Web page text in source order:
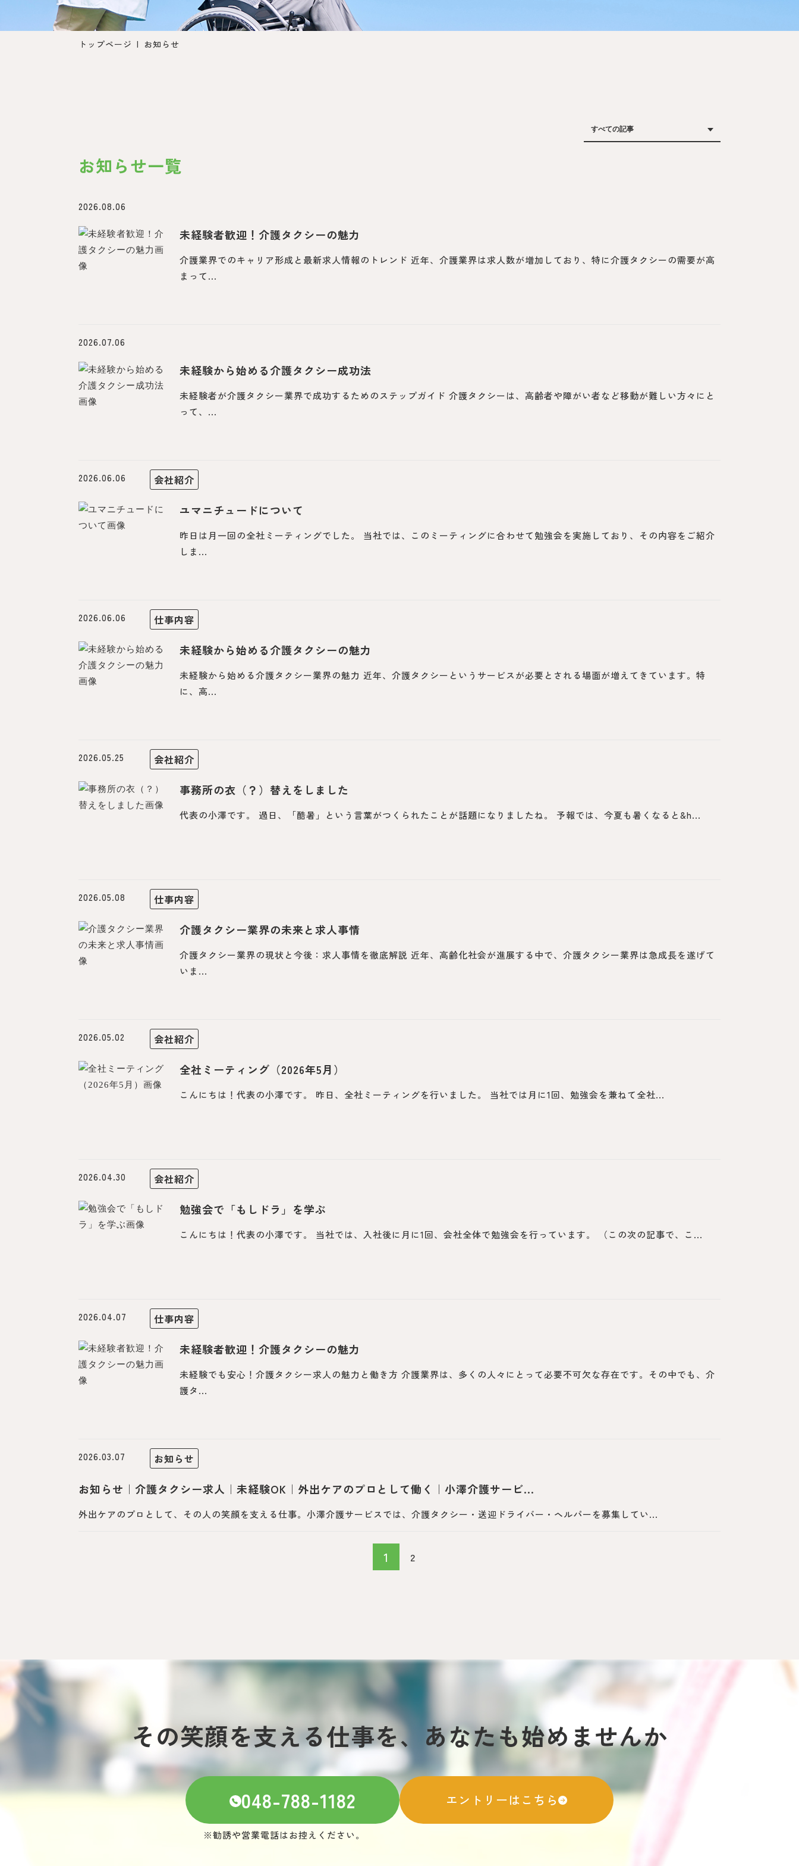
トップページ お知らせ
お知らせ一覧
2026.08.06
未経験者歓迎！介護タクシーの魅力
介護業界でのキャリア形成と最新求人情報のトレンド 近年、介護業界は求人数が増加しており、特に介護タクシーの需要が高
まって...
2026.07.06
未経験から始める介護タクシー成功法
未経験者が介護タクシー業界で成功するためのステップガイド 介護タクシーは、高齢者や障がい者など移動が難しい方々にと
って、...
2026.06.06 会社紹介
ユマニチュードについて
昨日は月一回の全社ミーティングでした。 当社では、このミーティングに合わせて勉強会を実施しており、その内容をご紹介
しま...
2026.06.06 仕事内容
未経験から始める介護タクシーの魅力
未経験から始める介護タクシー業界の魅力 近年、介護タクシーというサービスが必要とされる場面が増えてきています。特
に、高...
2026.05.25 会社紹介
事務所の衣（？）替えをしました
代表の小澤です。 過日、「酷暑」という言葉がつくられたことが話題になりましたね。 予報では、今夏も暑くなると&h...
2026.05.08 仕事内容
介護タクシー業界の未来と求人事情
介護タクシー業界の現状と今後：求人事情を徹底解説 近年、高齢化社会が進展する中で、介護タクシー業界は急成長を遂げて
いま...
2026.05.02 会社紹介
全社ミーティング（2026年5月）
こんにちは！代表の小澤です。 昨日、全社ミーティングを行いました。 当社では月に1回、勉強会を兼ねて全社...
2026.04.30 会社紹介
勉強会で「もしドラ」を学ぶ
こんにちは！代表の小澤です。 当社では、入社後に月に1回、会社全体で勉強会を行っています。 （この次の記事で、こ...
2026.04.07 仕事内容
未経験者歓迎！介護タクシーの魅力
未経験でも安心！介護タクシー求人の魅力と働き方 介護業界は、多くの人々にとって必要不可欠な存在です。その中でも、介
護タ...
2026.03.07 お知らせ
お知らせ｜介護タクシー求人｜未経験OK｜外出ケアのプロとして働く｜小澤介護サービ...
外出ケアのプロとして、その人の笑顔を支える仕事。小澤介護サービスでは、介護タクシー・送迎ドライバー・ヘルパーを募集してい...
1 2
その笑顔を支える仕事を、 あなたも始めませんか
048-788-1182
※勧誘や営業電話はお控えください。
エントリーはこちら